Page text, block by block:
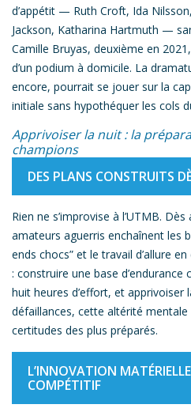
d’appétit — Ruth Croft, Ida
Jackson, Katharina Hartmuth —
Camille Bruyas, deuxième en
d’un podium à domicile. La
encore, pourrait se jouer sur la
initiale sans hypothéquer les cols
Apprivoiser la nuit : la
champions
DES PLANS CONSTRUITS
Rien ne s’improvise à l’UTMB.
amateurs aguerris enchaînent les
ends chocs” et le travail d’allure
: construire une base d’endurance
huit heures d’effort, et
défaillances, cette altérité
certitudes des plus préparés.
L’INNOVATION
COMPÉTITIF